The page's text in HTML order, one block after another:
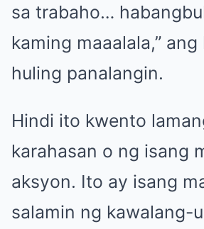
sa trabaho…
kaming maaalala,”
huling panalangin.
Hindi ito kwento
karahasan o ng isang
aksyon. Ito ay isang
salamin ng kawalang-